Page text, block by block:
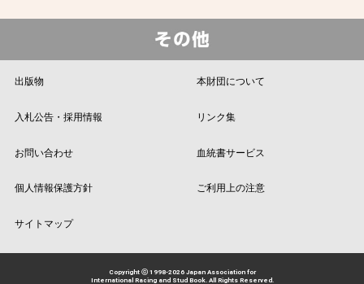
出版物 本財団について
入札公告・採用情報 リンク集
お問い合わせ 血統書サービス
個人情報保護方針 ご利用上の注意
サイトマップ
Copyright ⓒ 1998-2026 Japan Association for
International Racing and Stud Book. All Rights Reserved.